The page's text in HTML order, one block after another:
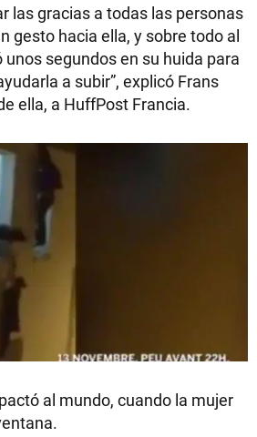
las gracias a todas las personas
gesto hacia ella, y sobre todo al
segundos en su huida para
a subir”, explicó Frans
ella, a HuffPost Francia.
al mundo, cuando la mujer